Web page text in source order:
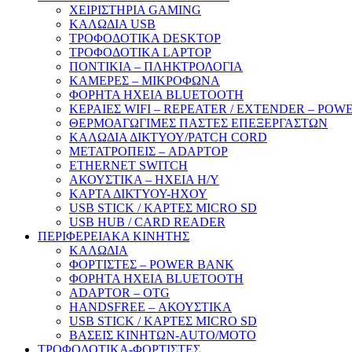
ΧΕΙΡΙΣΤΗΡΙΑ GAMING
ΚΑΛΩΔΙΑ USB
ΤΡΟΦΟΔΟΤΙΚΑ DESKTOP
ΤΡΟΦΟΔΟΤΙΚΑ LAPTOP
ΠΟΝΤΙΚΙΑ – ΠΛΗΚΤΡΟΛΟΓΙΑ
ΚΑΜΕΡΕΣ – ΜΙΚΡΟΦΩΝΑ
ΦΟΡΗΤΑ ΗΧΕΙΑ BLUETOOTH
ΚΕΡΑΙΕΣ WIFI – REPEATER / EXTENDER –
ΘΕΡΜΟΑΓΩΓΙΜΕΣ ΠΑΣΤΕΣ ΕΠΕΞΕΡΓΑΣΤΩΝ
ΚΑΛΩΔΙΑ ΔΙΚΤΥΟΥ/PATCH CORD
ΜΕΤΑΤΡΟΠΕΙΣ – ADAPTOP
ETHERNET SWITCH
ΑΚΟΥΣΤΙΚΑ – ΗΧΕΙΑ H/Y
ΚΑΡΤΑ ΔΙΚΤΥΟΥ-ΗΧΟΥ
USB STICK / ΚΑΡΤΕΣ MICRO SD
USB HUB / CARD READER
ΠΕΡΙΦΕΡΕΙΑΚΑ ΚΙΝΗΤΗΣ
ΚΑΛΩΔΙΑ
ΦΟΡΤΙΣΤΕΣ – POWER BANK
ΦΟΡΗΤΑ ΗΧΕΙΑ BLUETOOTH
ADAPTOR – ΟΤG
HANDSFREE – ΑΚΟΥΣΤΙΚΑ
USB STICK / ΚΑΡΤΕΣ MICRO SD
ΒΑΣΕΙΣ ΚΙΝΗΤΩΝ-AUTO/MOTO
ΤΡΟΦΟΔΟΤΙΚΑ-ΦΟΡΤΙΣΤΕΣ